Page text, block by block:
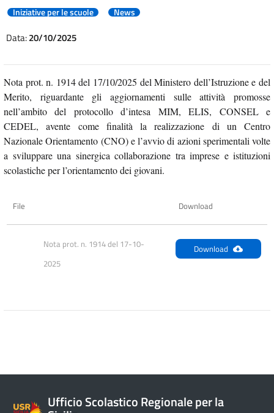
Iniziative per le scuole
News
Data:20/10/2025
Nota prot. n. 1914 del 17/10/2025 del Ministero dell’Istruzione e del
Merito, riguardante gli aggiornamenti sulle attività promosse
nell’ambito del protocollo d’intesa MIM, ELIS, CONSEL e
CEDEL, avente come finalità la realizzazione di un Centro
Nazionale Orientamento (CNO) e l’avvio di azioni sperimentali volte
a sviluppare una sinergica collaborazione tra imprese e istituzioni
scolastiche per l’orientamento dei giovani.
File Download
Nota prot. n. 1914 del 17-10-
2025
Download
Ufficio Scolastico Regionale per la